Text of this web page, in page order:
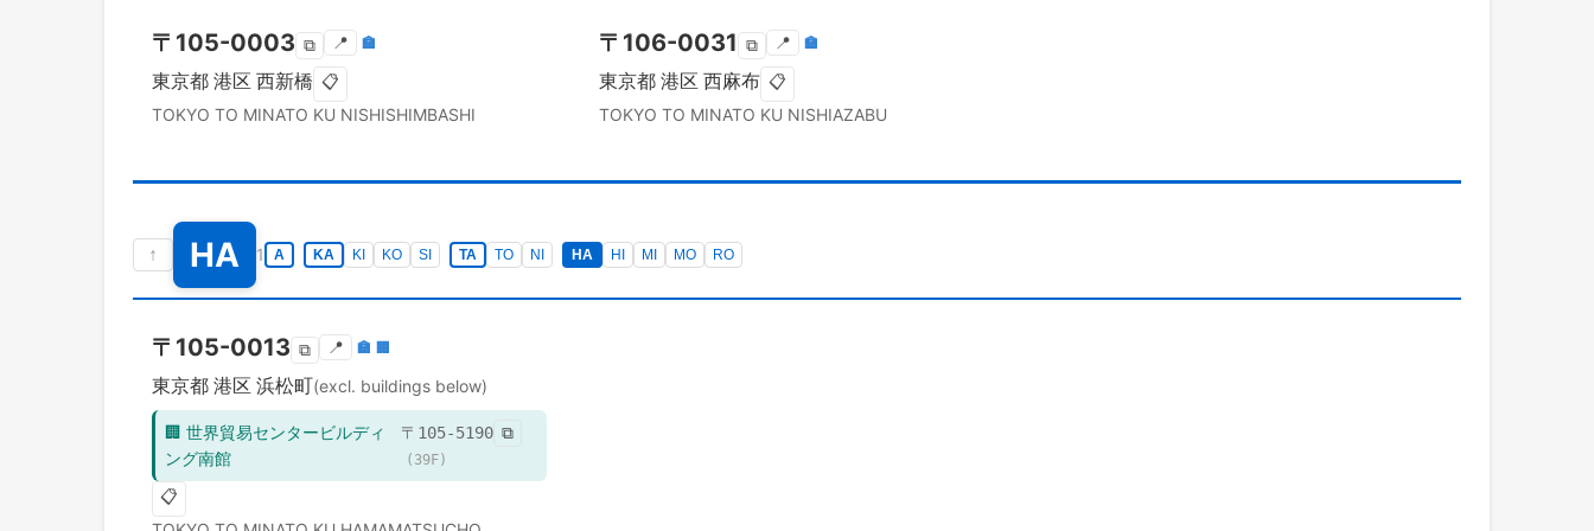
〒 105-0003 ⧉ 📍 🏣
東京都 港区 西新橋 📋
TOKYO TO MINATO KU NISHISHIMBASHI
〒 106-0031 ⧉ 📍 🏣
東京都 港区 西麻布 📋
TOKYO TO MINATO KU NISHIAZABU
↑ HA 1 A KA KI KO SI TA TO NI HA HI MI MO RO
〒 105-0013 ⧉ 📍 🏣 🏢
東京都 港区 浜松町(excl. buildings below)
🏢 世界貿易センタービルディ
ング南館
〒 105-5190 ⧉
( 39F)
📋